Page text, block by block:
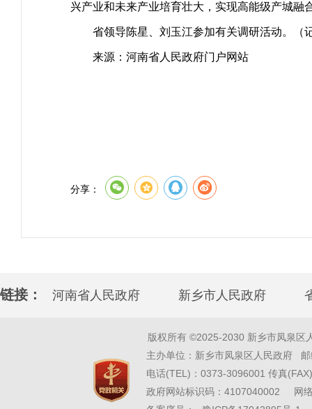
兴产业和未来产业培育壮大，实现高能级产城融
省领导陈星、刘玉江参加有关调研活动。（
来源：河南省人民政府门户网站
分享：
链接： 河南省人民政府 新乡市人民政府
版权所有 ©2025-2030 新乡市凤泉区
主办单位：新乡市凤泉区人民政府
电话(TEL)：0373-3096001 传真
政府网站标识码：4107040002 网